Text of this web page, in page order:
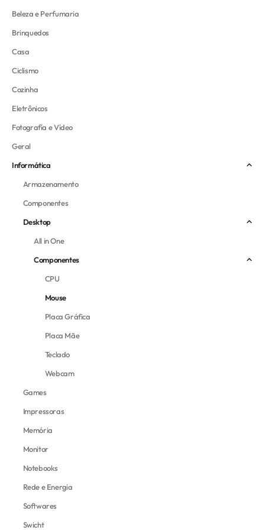
Beleza e Perfumaria
Brinquedos
Casa
Ciclismo
Cozinha
Eletrônicos
Fotografía e Vídeo
Geral
Informática
Armazenamento
Componentes
Desktop
All in One
Componentes
CPU
Mouse
Placa Gráfica
Placa Mãe
Teclado
Webcam
Games
Impressoras
Memória
Monitor
Notebooks
Rede e Energia
Softwares
Swicht